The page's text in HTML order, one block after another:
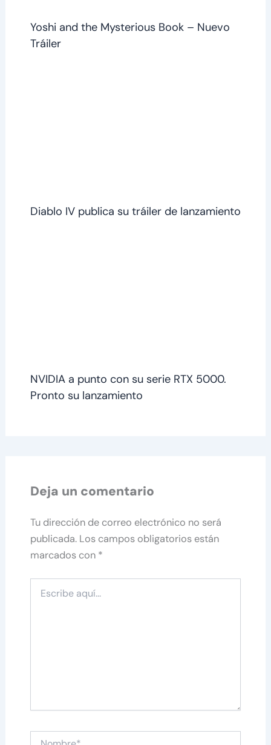
Yoshi and the Mysterious Book – Nuevo
Tráiler
Diablo IV publica su tráiler de lanzamiento
NVIDIA a punto con su serie RTX 5000.
Pronto su lanzamiento
Deja un comentario
Tu dirección de correo electrónico no será
publicada. Los campos obligatorios están
marcados con *
aquí...